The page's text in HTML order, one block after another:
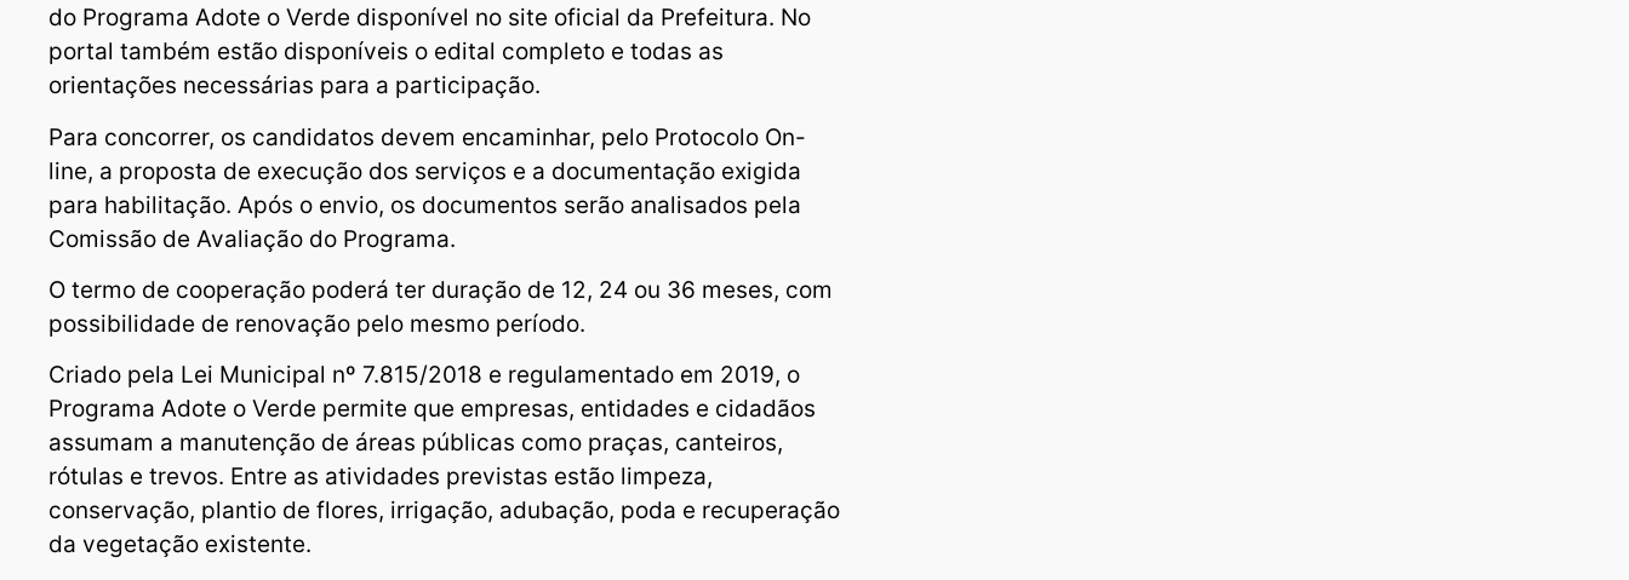
do Programa Adote o Verde disponível no site oficial da Prefeitura. No
portal também estão disponíveis o edital completo e todas as
orientações necessárias para a participação.
Para concorrer, os candidatos devem encaminhar, pelo Protocolo On-
line, a proposta de execução dos serviços e a documentação exigida
para habilitação. Após o envio, os documentos serão analisados pela
Comissão de Avaliação do Programa.
O termo de cooperação poderá ter duração de 12, 24 ou 36 meses, com
possibilidade de renovação pelo mesmo período.
Criado pela Lei Municipal nº 7.815/2018 e regulamentado em 2019, o
Programa Adote o Verde permite que empresas, entidades e cidadãos
assumam a manutenção de áreas públicas como praças, canteiros,
rótulas e trevos. Entre as atividades previstas estão limpeza,
conservação, plantio de flores, irrigação, adubação, poda e recuperação
da vegetação existente.